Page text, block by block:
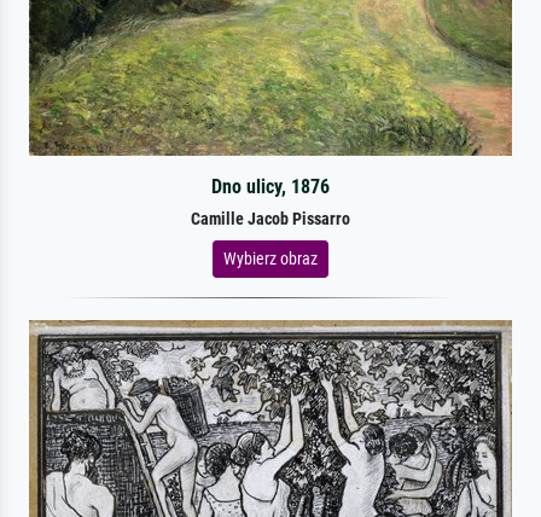
Dno ulicy, 1876
Camille Jacob Pissarro
Wybierz obraz